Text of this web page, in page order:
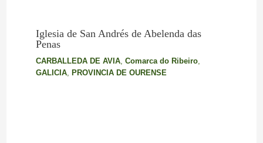
Iglesia de San Andrés de Abelenda das
Penas
CARBALLEDA DE AVIA, Comarca do Ribeiro,
GALICIA, PROVINCIA DE OURENSE